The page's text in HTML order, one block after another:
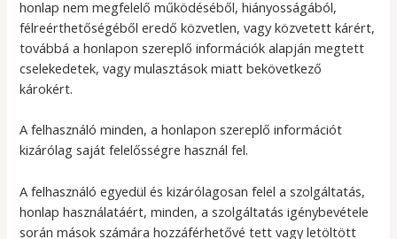
honlap nem megfelelő működéséből, hiányosságából,
félreérthetőségéből eredő közvetlen, vagy közvetett kárért,
továbbá a honlapon szereplő információk alapján megtett
cselekedetek, vagy mulasztások miatt bekövetkező
károkért.
A felhasználó minden, a honlapon szereplő információt
kizárólag saját felelősségre használ fel.
A felhasználó egyedül és kizárólagosan felel a szolgáltatás,
honlap használatáért, minden, a szolgáltatás igénybevétele
során mások számára hozzáférhetővé tett vagy letöltött